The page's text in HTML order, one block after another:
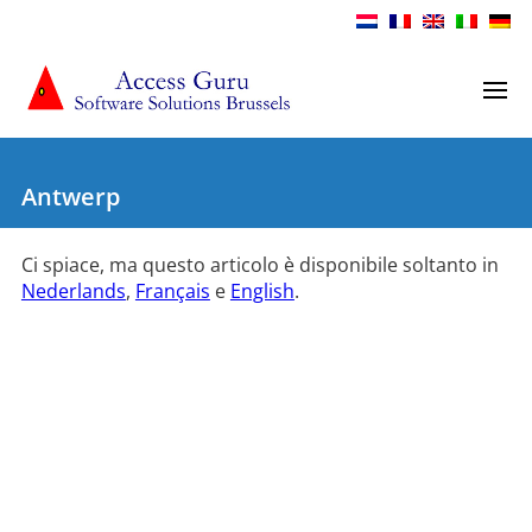
Antwerp
Ci spiace, ma questo articolo è disponibile soltanto in
Nederlands, Français e English.